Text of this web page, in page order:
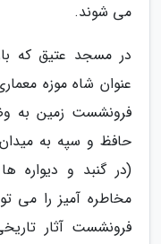
می شوند.
در مسجد عتیق که
عنوان شاه موزه
فرونشست زمین به
حافظ و سپه به
(در گنبد و دیواره
مخاطره آمیز را می
فرونشست آثار